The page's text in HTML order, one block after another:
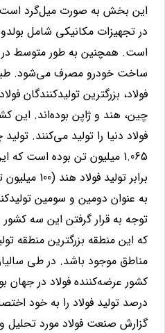
این بخش به صورت میل‌گرد است.
در تجهیزات مکانیکی شامل
ساخت خودرو مصرف می‌شود.
به عنوان دومین و سومین
توجه به قرار گرفتن این سه
که این منطقه بزرگترین منطقه
مناطق موجود باشد. در طی
درصد تولید فولاد را به خود
گزارش صنعت فولاد مورد تحلیل